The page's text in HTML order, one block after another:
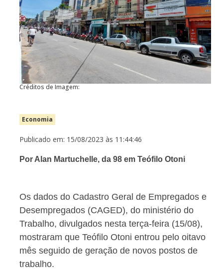
Créditos de Imagem:
Economia
Publicado em: 15/08/2023 às 11:44:46
Por Alan Martuchelle, da 98 em Teófilo Otoni
Os dados do Cadastro Geral de Empregados e
Desempregados (CAGED), do ministério do
Trabalho, divulgados nesta terça-feira (15/08),
mostraram que Teófilo Otoni entrou pelo oitavo
mês seguido de geração de novos postos de
trabalho.